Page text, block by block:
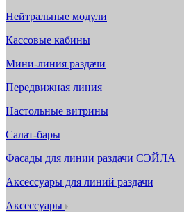
Нейтральные модули
Кассовые кабины
Мини-линия раздачи
Передвижная линия
Настольные витрины
Салат-бары
Фасады для линии раздачи СЭЙЛА
Аксессуары для линий раздачи
Аксессуары